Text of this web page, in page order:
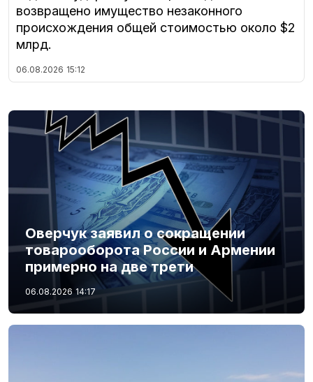
возвращено имущество незаконного
происхождения общей стоимостью около $2
млрд.
06.08.2026 15:12
Оверчук заявил о сокращении
товарооборота России и Армении
примерно на две трети
06.08.2026 14:17